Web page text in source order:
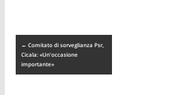
← Comitato di sorveglianza Psr,
Cicala: «Un’occasione
importante»